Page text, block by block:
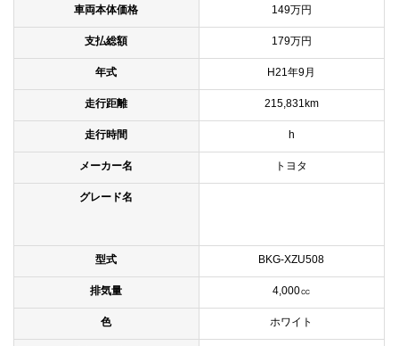
車両本体価格 149万円
支払総額 179万円
年式 H21年9月
走行距離 215,831km
走行時間 h
メーカー名 トヨタ
グレード名
型式 BKG-XZU508
排気量 4,000㏄
色 ホワイト